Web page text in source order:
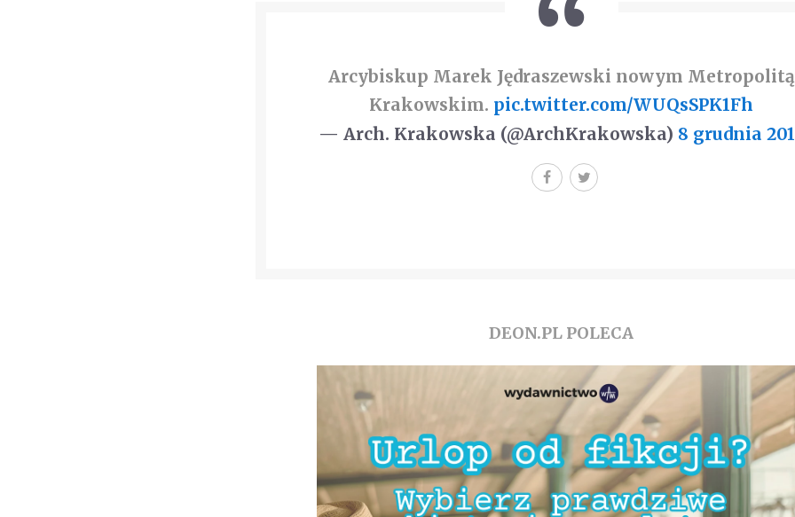
Arcybiskup Marek Jędraszewski nowym Metropolitą
Krakowskim. pic.twitter.com/WUQsSPK1Fh
— Arch. Krakowska (@ArchKrakowska) 8 grudnia
DEON.PL POLECA